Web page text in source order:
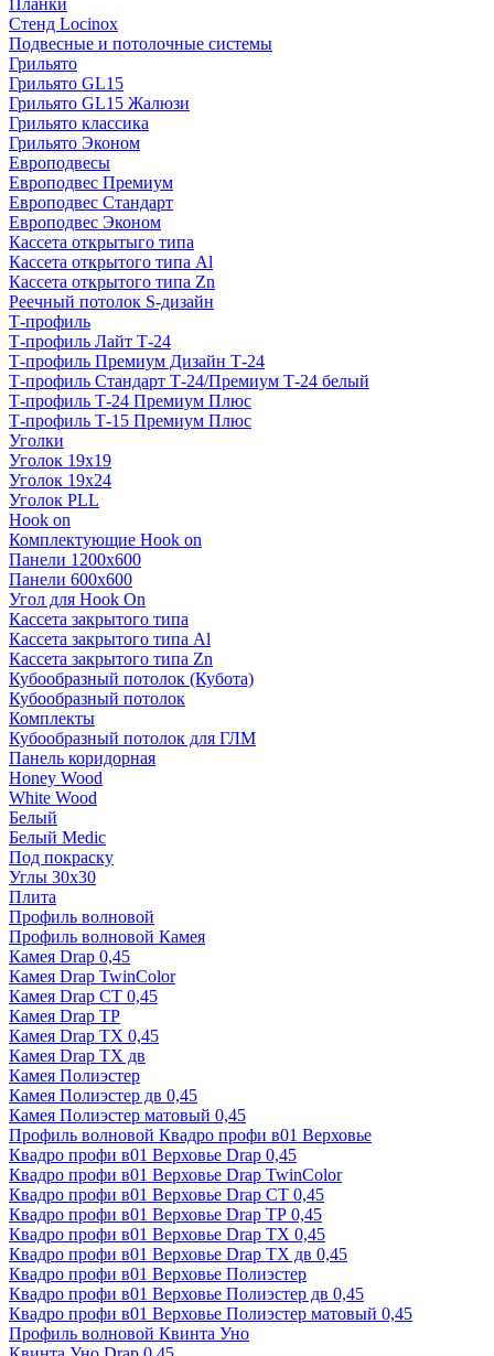
Планки
Стенд Locinox
Подвесные и потолочные системы
Грильято
Грильято GL15
Грильято GL15 Жалюзи
Грильято классика
Грильято Эконом
Европодвесы
Европодвес Премиум
Европодвес Стандарт
Европодвес Эконом
Кассета открытыго типа
Кассета открытого типа Al
Кассета открытого типа Zn
Реечный потолок S-дизайн
Т-профиль
Т-профиль Лайт Т-24
Т-профиль Премиум Дизайн Т-24
Т-профиль Стандарт Т-24/Премиум Т-24 белый
Т-профиль Т-24 Премиум Плюс
Т-профиль Т-15 Премиум Плюс
Уголки
Уголок 19х19
Уголок 19х24
Уголок PLL
Hook on
Комплектующие Hook on
Панели 1200х600
Панели 600х600
Угол для Hook On
Кассета закрытого типа
Кассета закрытого типа Al
Кассета закрытого типа Zn
Кубообразный потолок (Кубота)
Кубообразный потолок
Комплекты
Кубообразный потолок для ГЛМ
Панель коридорная
Honey Wood
White Wood
Белый
Белый Medic
Под покраску
Углы 30х30
Плита
Профиль волновой
Профиль волновой Камея
Камея Drap 0,45
Камея Drap TwinColor
Камея Drap СТ 0,45
Камея Drap ТР
Камея Drap ТХ 0,45
Камея Drap ТХ дв
Камея Полиэстер
Камея Полиэстер дв 0,45
Камея Полиэстер матовый 0,45
Профиль волновой Квадро профи в01 Верховье
Квадро профи в01 Верховье Drap 0,45
Квадро профи в01 Верховье Drap TwinColor
Квадро профи в01 Верховье Drap СТ 0,45
Квадро профи в01 Верховье Drap ТР 0,45
Квадро профи в01 Верховье Drap ТХ 0,45
Квадро профи в01 Верховье Drap ТХ дв 0,45
Квадро профи в01 Верховье Полиэстер
Квадро профи в01 Верховье Полиэстер дв 0,45
Квадро профи в01 Верховье Полиэстер матовый 0,45
Профиль волновой Квинта Уно